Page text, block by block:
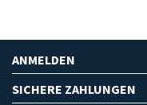
ANMELDEN
SICHERE ZAHLUNGEN